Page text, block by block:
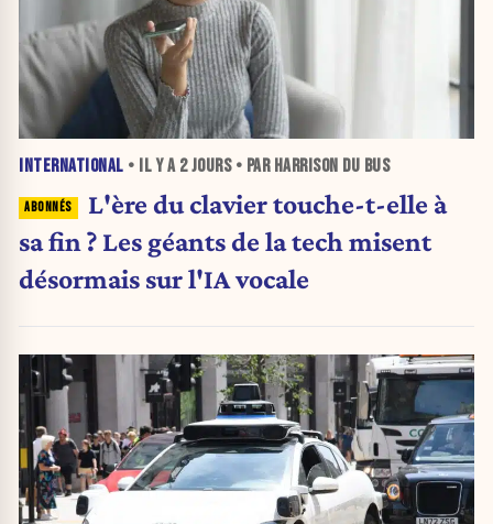
INTERNATIONAL • IL Y A 2 JOURS• PAR HARRISON DU BUS
L'ère du clavier touche-t-elle à
sa fin ? Les géants de la tech misent
désormais sur l'IA vocale